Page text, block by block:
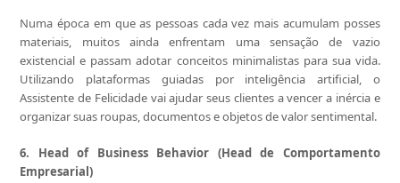
Numa época em que as pessoas cada vez mais acumulam posses
materiais, muitos ainda enfrentam uma sensação de vazio
existencial e passam adotar conceitos minimalistas para sua vida.
Utilizando plataformas guiadas por inteligência artificial, o
Assistente de Felicidade vai ajudar seus clientes a vencer a inércia e
organizar suas roupas, documentos e objetos de valor sentimental.
6. Head of Business Behavior (Head de Comportamento
Empresarial)